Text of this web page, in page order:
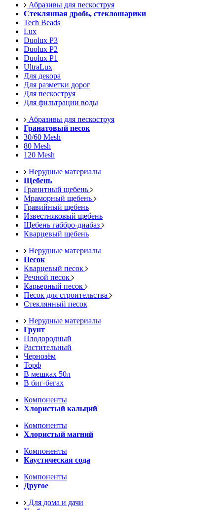
Абразивы для пескоструя
Стеклянная дробь, стеклошарики
Tech Beads
Lux
Duolux P3
Duolux P2
Duolux P1
UltraLux
Для декора
Для разметки дорог
Для пескоструя
Для фильтрации воды
Абразивы для пескоструя
Гранатовый песок
30/60 Mesh
80 Mesh
120 Mesh
Нерудные материалы
Щебень
Гранитный щебень
Мраморный щебень
Гравийный щебень
Известняковый щебень
Щебень габбро-диабаз
Кварцевый щебень
Нерудные материалы
Песок
Кварцевый песок
Речной песок
Карьерный песок
Песок для строительства
Стеклянный песок
Нерудные материалы
Грунт
Плодородный
Растительный
Чернозём
Торф
В мешках 50л
В биг-бегах
Компоненты
Хлористый кальций
Компоненты
Хлористый магний
Компоненты
Каустическая сода
Компоненты
Другое
Для дома и дачи